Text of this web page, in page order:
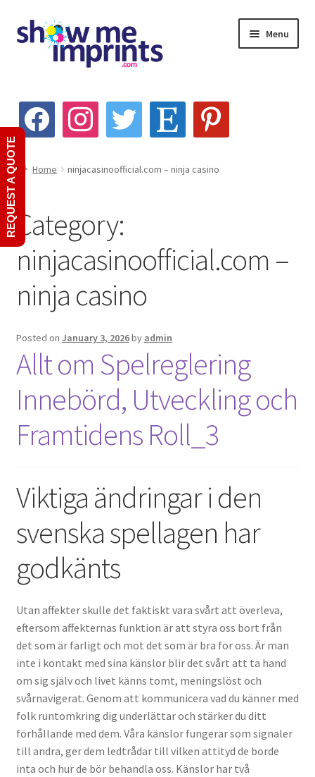
Skip
to
navigation
Skip
to
content
Menu
About Us
Custom Product Quote
Services
Screen Printing
Embroidery
We Screen Print & Embroider Apparel!
facebook instagram twitter etsy pinterest
Home ninjacasinoofficial.com – ninja casino
Category:
ninjacasinoofficial.com –
ninja casino
Posted on January 3, 2026by admin
Allt om Spelreglering
Innebörd, Utveckling och
Framtidens Roll_3
Viktiga ändringar i den
svenska spellagen har
godkänts
Utan affekter skulle det faktiskt vara svårt att överleva,
eftersom affekternas funktion är att styra oss bort från
det som är farligt och mot det som är bra för oss. Är man
inte i kontakt med sina känslor blir det svårt att ta hand
om sig själv och livet känns tomt, meningslöst och
svårnavigerat. Genom att kommunicera vad du känner med
folk runtomkring dig underlättar och stärker du ditt
förhållande med dem. Våra känslor fungerar som signaler
till andra, ger dem ledtrådar till vilken attityd de borde
inta och hur de bör behandla oss. Känslor har två
REQUEST A QUOTE